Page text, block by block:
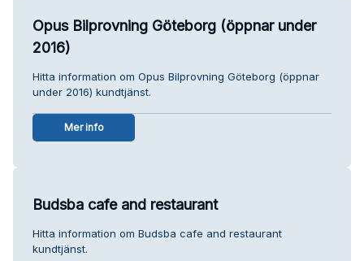
Opus Bilprovning Göteborg (öppnar under
2016)
Hitta information om Opus Bilprovning Göteborg (öppnar
under 2016) kundtjänst.
Mer info
Budsba cafe and restaurant
Hitta information om Budsba cafe and restaurant
kundtjänst.